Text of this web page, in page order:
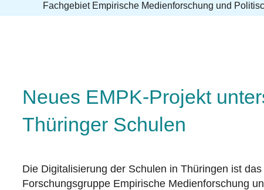
Fachgebiet Empirische Medienforschung und
Neues EMPK-Projekt
Thüringer Schulen
Die Digitalisierung der Schulen in Thüringen ist
Forschungsgruppe Empirische Medienforschung